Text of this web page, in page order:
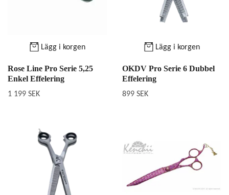
Lägg i korgen
Rose Line Pro Serie 5,25
Enkel Effelering
1 199 SEK
Lägg i korgen
OKDV Pro Serie 6 Dubbel
Effelering
899 SEK